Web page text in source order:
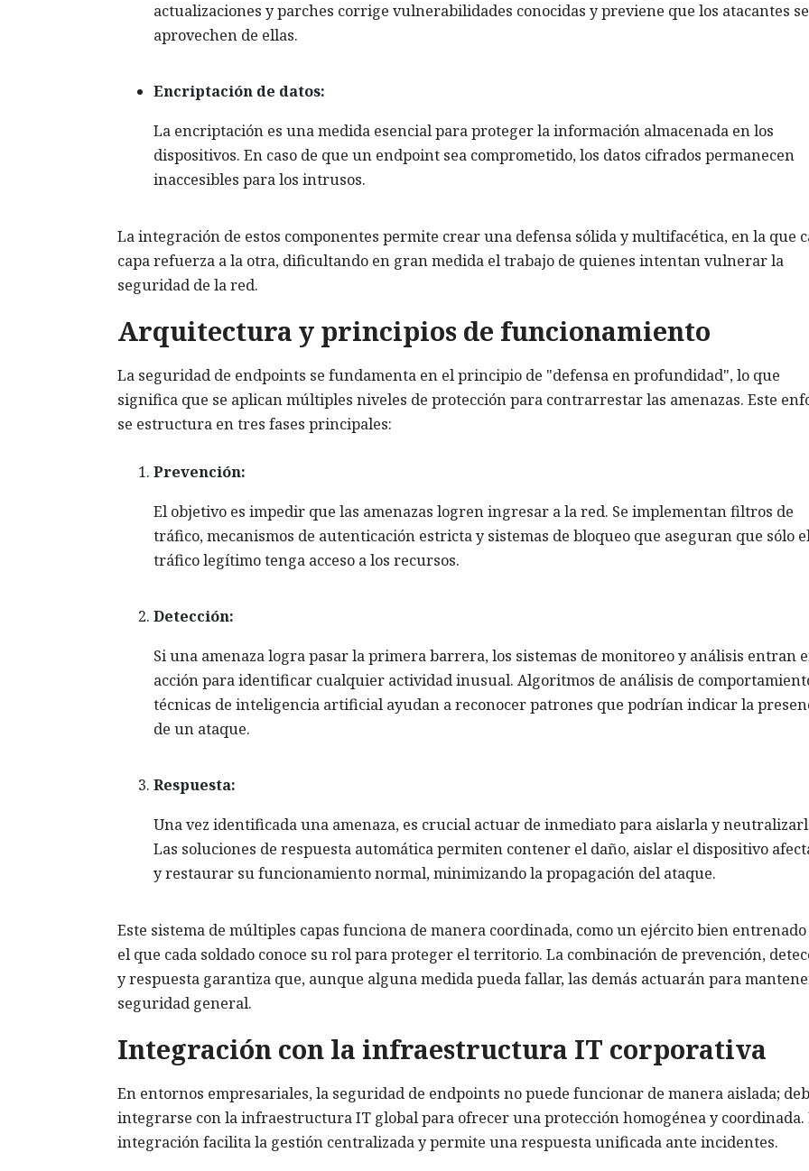
actualizaciones y parches corrige vulnerabilidades conocidas y previene que los atacantes se
aprovechen de ellas.
Encriptación de datos:
La encriptación es una medida esencial para proteger la información almacenada en los
dispositivos. En caso de que un endpoint sea comprometido, los datos cifrados permanecen
inaccesibles para los intrusos.
La integración de estos componentes permite crear una defensa sólida y multifacética, en la que
capa refuerza a la otra, dificultando en gran medida el trabajo de quienes intentan vulnerar la
seguridad de la red.
Arquitectura y principios de funcionamiento
La seguridad de endpoints se fundamenta en el principio de "defensa en profundidad", lo que
significa que se aplican múltiples niveles de protección para contrarrestar las amenazas. Este
se estructura en tres fases principales:
Prevención:
El objetivo es impedir que las amenazas logren ingresar a la red. Se implementan filtros de
tráfico, mecanismos de autenticación estricta y sistemas de bloqueo que aseguran que sólo
tráfico legítimo tenga acceso a los recursos.
Detección:
Si una amenaza logra pasar la primera barrera, los sistemas de monitoreo y análisis entran
acción para identificar cualquier actividad inusual. Algoritmos de análisis de
técnicas de inteligencia artificial ayudan a reconocer patrones que podrían indicar la
de un ataque.
Respuesta:
Una vez identificada una amenaza, es crucial actuar de inmediato para aislarla y
Las soluciones de respuesta automática permiten contener el daño, aislar el dispositivo
y restaurar su funcionamiento normal, minimizando la propagación del ataque.
Este sistema de múltiples capas funciona de manera coordinada, como un ejército bien
el que cada soldado conoce su rol para proteger el territorio. La combinación de prevención,
y respuesta garantiza que, aunque alguna medida pueda fallar, las demás actuarán para
seguridad general.
Integración con la infraestructura IT corporativa
En entornos empresariales, la seguridad de endpoints no puede funcionar de manera aislada;
integrarse con la infraestructura IT global para ofrecer una protección homogénea y coordinada.
integración facilita la gestión centralizada y permite una respuesta unificada ante incidentes.